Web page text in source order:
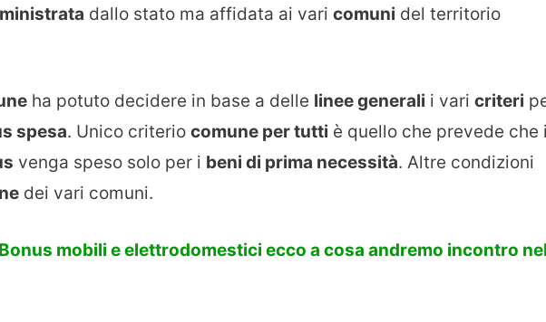
dallo stato ma affidata ai vari comuni del territorio
ha potuto decidere in base a delle linee generali i vari criteri
spesa. Unico criterio comune per tutti è quello che prevede che
venga speso solo per i beni di prima necessità. Altre condizioni
dei vari comuni.
Bonus mobili e elettrodomestici ecco a cosa andremo incontro